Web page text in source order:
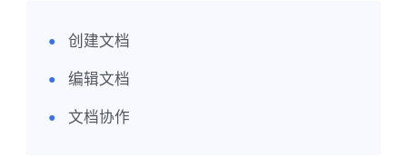
● 创建文档
● 编辑文档
● 文档协作